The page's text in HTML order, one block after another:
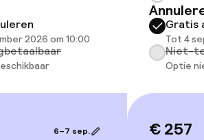
kamers beschikbaar
2026 om 10:00
6–7 sep.
Gratis
Tot 4
Niet-
Optie
€ 257